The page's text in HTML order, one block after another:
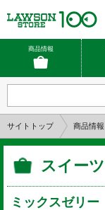
商品情報
サイトトップ 商品情報
スイーツ
ミックスゼリー